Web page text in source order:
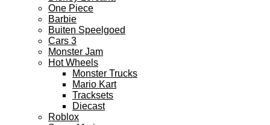
One Piece
Barbie
Buiten Speelgoed
Cars 3
Monster Jam
Hot Wheels
Monster Trucks
Mario Kart
Tracksets
Diecast
Roblox